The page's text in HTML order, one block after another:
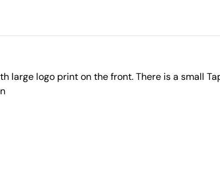
large logo print on the front. There is a small